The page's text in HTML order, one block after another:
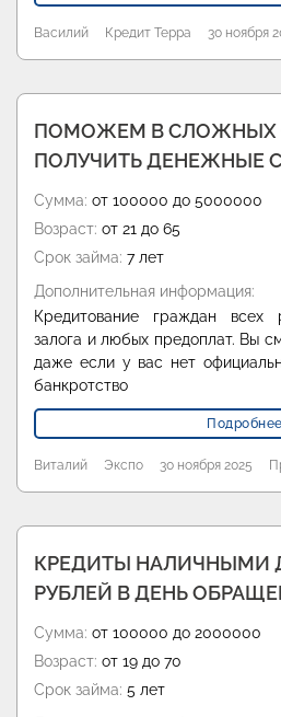
Василий Кредит Терра 30 ноября
ПОМОЖЕМ В СЛОЖНЫХ
ПОЛУЧИТЬ ДЕНЕЖНЫЕ
Сумма: от 100000 до 5000000
Возраст: от 21 до 65
Срок займа: 7 лет
Дополнительная информация:
Кредитование граждан всех
залога и любых предоплат. Вы
даже если у вас нет
банкротство
Подробнее
Виталий Экспо 30 ноября 2025
КРЕДИТЫ НАЛИЧНЫМИ
РУБЛЕЙ В ДЕНЬ
Сумма: от 100000 до 2000000
Возраст: от 19 до 70
Срок займа: 5 лет